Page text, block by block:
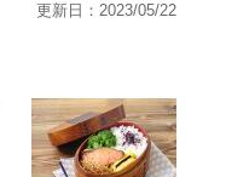
更新日：2023/05/22